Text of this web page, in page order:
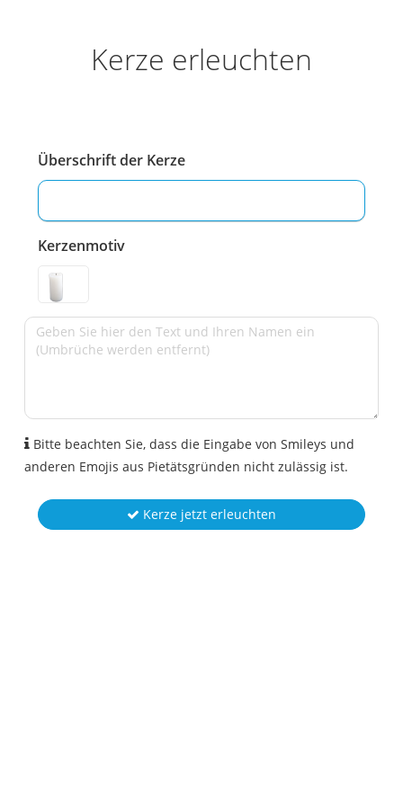
Kerze erleuchten
Überschrift der Kerze
Kerzenmotiv
Bitte beachten Sie, dass die Eingabe von Smileys und
anderen Emojis aus Pietätsgründen nicht zulässig ist.
Kerze jetzt erleuchten